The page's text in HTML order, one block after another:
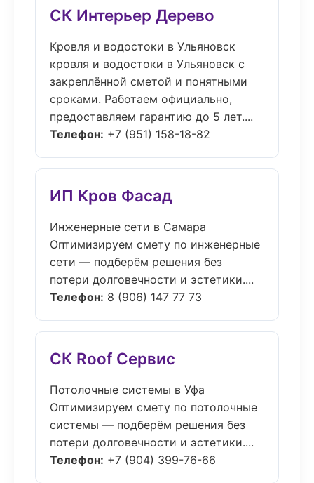
СК Интерьер Дерево
Кровля и водостоки в Ульяновск
кровля и водостоки в Ульяновск с
закреплённой сметой и понятными
сроками. Работаем официально,
предоставляем гарантию до 5 лет....
Телефон: +7 (951) 158-18-82
ИП Кров Фасад
Инженерные сети в Самара
Оптимизируем смету по инженерные
сети — подберём решения без
потери долговечности и эстетики....
Телефон: 8 (906) 147 77 73
СК Roof Сервис
Потолочные системы в Уфа
Оптимизируем смету по потолочные
системы — подберём решения без
потери долговечности и эстетики....
Телефон: +7 (904) 399-76-66